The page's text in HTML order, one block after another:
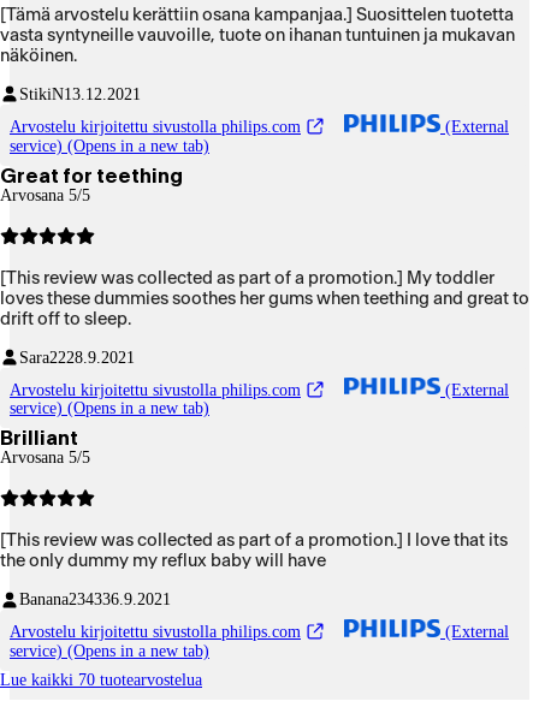
[Tämä arvostelu kerättiin osana kampanjaa.] Suosittelen tuotetta
vasta syntyneille vauvoille, tuote on ihanan tuntuinen ja mukavan
näköinen.
StikiN13.12.2021
Arvostelu kirjoitettu sivustolla philips.com
(External
service) (Opens in a new tab)
Great for teething
Arvosana 5/5
[This review was collected as part of a promotion.] My toddler
loves these dummies soothes her gums when teething and great to
drift off to sleep.
Sara2228.9.2021
Arvostelu kirjoitettu sivustolla philips.com
(External
service) (Opens in a new tab)
Brilliant
Arvosana 5/5
[This review was collected as part of a promotion.] I love that its
the only dummy my reflux baby will have
Banana234336.9.2021
Arvostelu kirjoitettu sivustolla philips.com
(External
service) (Opens in a new tab)
Lue kaikki 70 tuotearvostelua